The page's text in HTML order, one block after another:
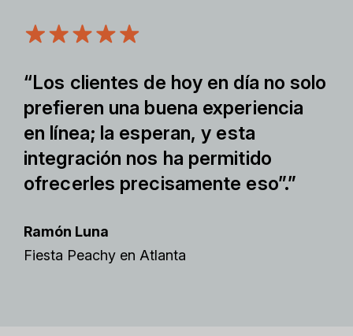
“Los clientes de hoy en día no solo
prefieren una buena experiencia
en línea; la esperan, y esta
integración nos ha permitido
ofrecerles precisamente eso”.”
Ramón Luna
Fiesta Peachy en Atlanta